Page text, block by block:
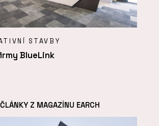
STAVBY
BlueLink
Z MAGAZÍNU EARCH